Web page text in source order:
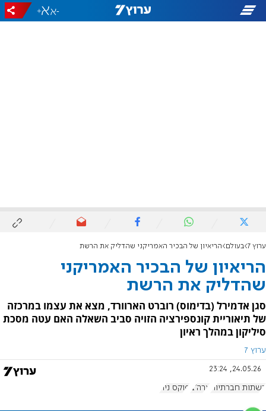
-
+
ערוץ 7 בעולם הריאיון של הבכיר האמריקני שהדליק את הרשת
הריאיון של הבכיר האמריקני
שהדליק את הרשת
סגן אדמירל (בדימוס) רוברט הארוורד, מצא את עצמו במרכזה
של תיאוריית קונספירציה הזויה סביב השאלה האם עטה מסכת
סיליקון במהלך ראיון
ערוץ 7
24.05.26, 23:24
רשתות חברתיות ארה"ב פוקס ניוז